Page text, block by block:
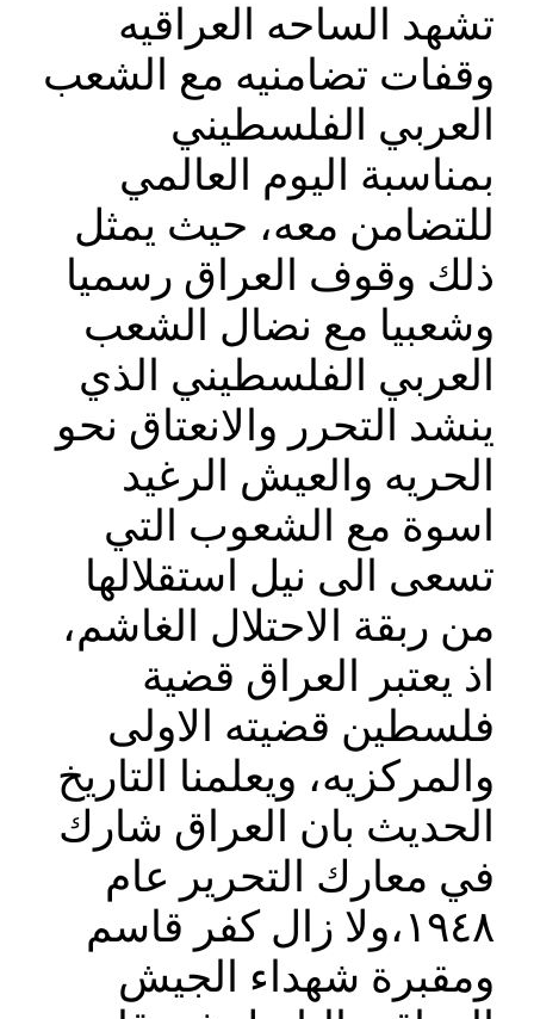
تشهد الساحه العراقيه
وقفات تضامنيه مع الشعب
العربي الفلسطيني
بمناسبة اليوم العالمي
للتضامن معه، حيث يمثل
ذلك وقوف العراق رسميا
وشعبيا مع نضال الشعب
العربي الفلسطيني الذي
ينشد التحرر والانعتاق نحو
الحريه والعيش الرغيد
اسوة مع الشعوب التي
تسعى الى نيل استقلالها
من ربقة الاحتلال الغاشم،
اذ يعتبر العراق قضية
فلسطين قضيته الاولى
والمركزيه، ويعلمنا التاريخ
الحديث بان العراق شارك
في معارك التحرير عام
١٩٤٨،ولا زال كفر قاسم
ومقبرة شهداء الجيش